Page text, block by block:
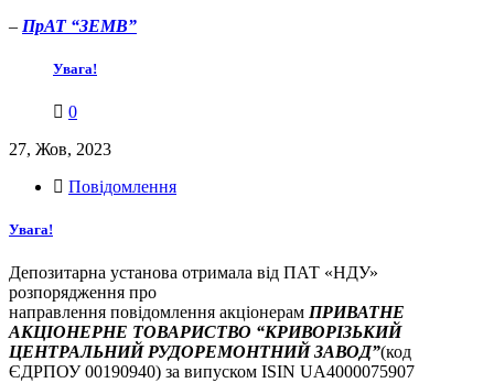
– ПрАТ “ЗЕМВ”
Увага!
0
27, Жов, 2023
Повідомлення
Увага!
Депозитарна установа отримала від ПАТ «НДУ»
розпорядження про
направлення повідомлення акціонерам ПРИВАТНЕ
АКЦІОНЕРНЕ ТОВАРИСТВО “КРИВОРІЗЬКИЙ
ЦЕНТРАЛЬНИЙ РУДОРЕМОНТНИЙ ЗАВОД”(код
ЄДРПОУ 00190940) за випуском ISIN UA4000075907